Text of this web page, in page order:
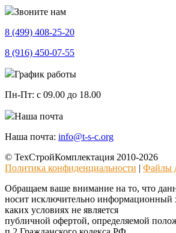
Звоните нам
8 (499) 408-25-20
8 (916) 450-07-55
График работы
Пн-Пт: с 09.00 до 18.00
Наша почта
Наша почта: info@t-s-c.org
© ТехСтройКомплектация 2010-2026
Политика конфиденциальности
Файлы
Обращаем ваше внимание на то, что
носит исключительно информационный
каких условиях не является
публичной офертой, определяемой